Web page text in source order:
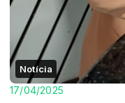
Notícia
17/04/2025